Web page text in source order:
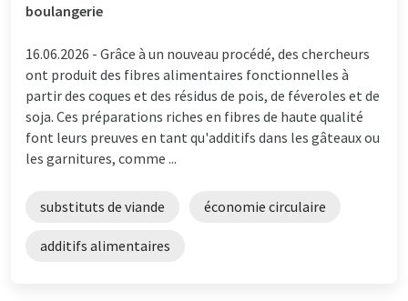
boulangerie
16.06.2026 - Grâce à un nouveau procédé, des chercheurs
ont produit des fibres alimentaires fonctionnelles à
partir des coques et des résidus de pois, de féveroles et de
soja. Ces préparations riches en fibres de haute qualité
font leurs preuves en tant qu'additifs dans les gâteaux ou
les garnitures, comme ...
substituts de viande économie circulaire
additifs alimentaires